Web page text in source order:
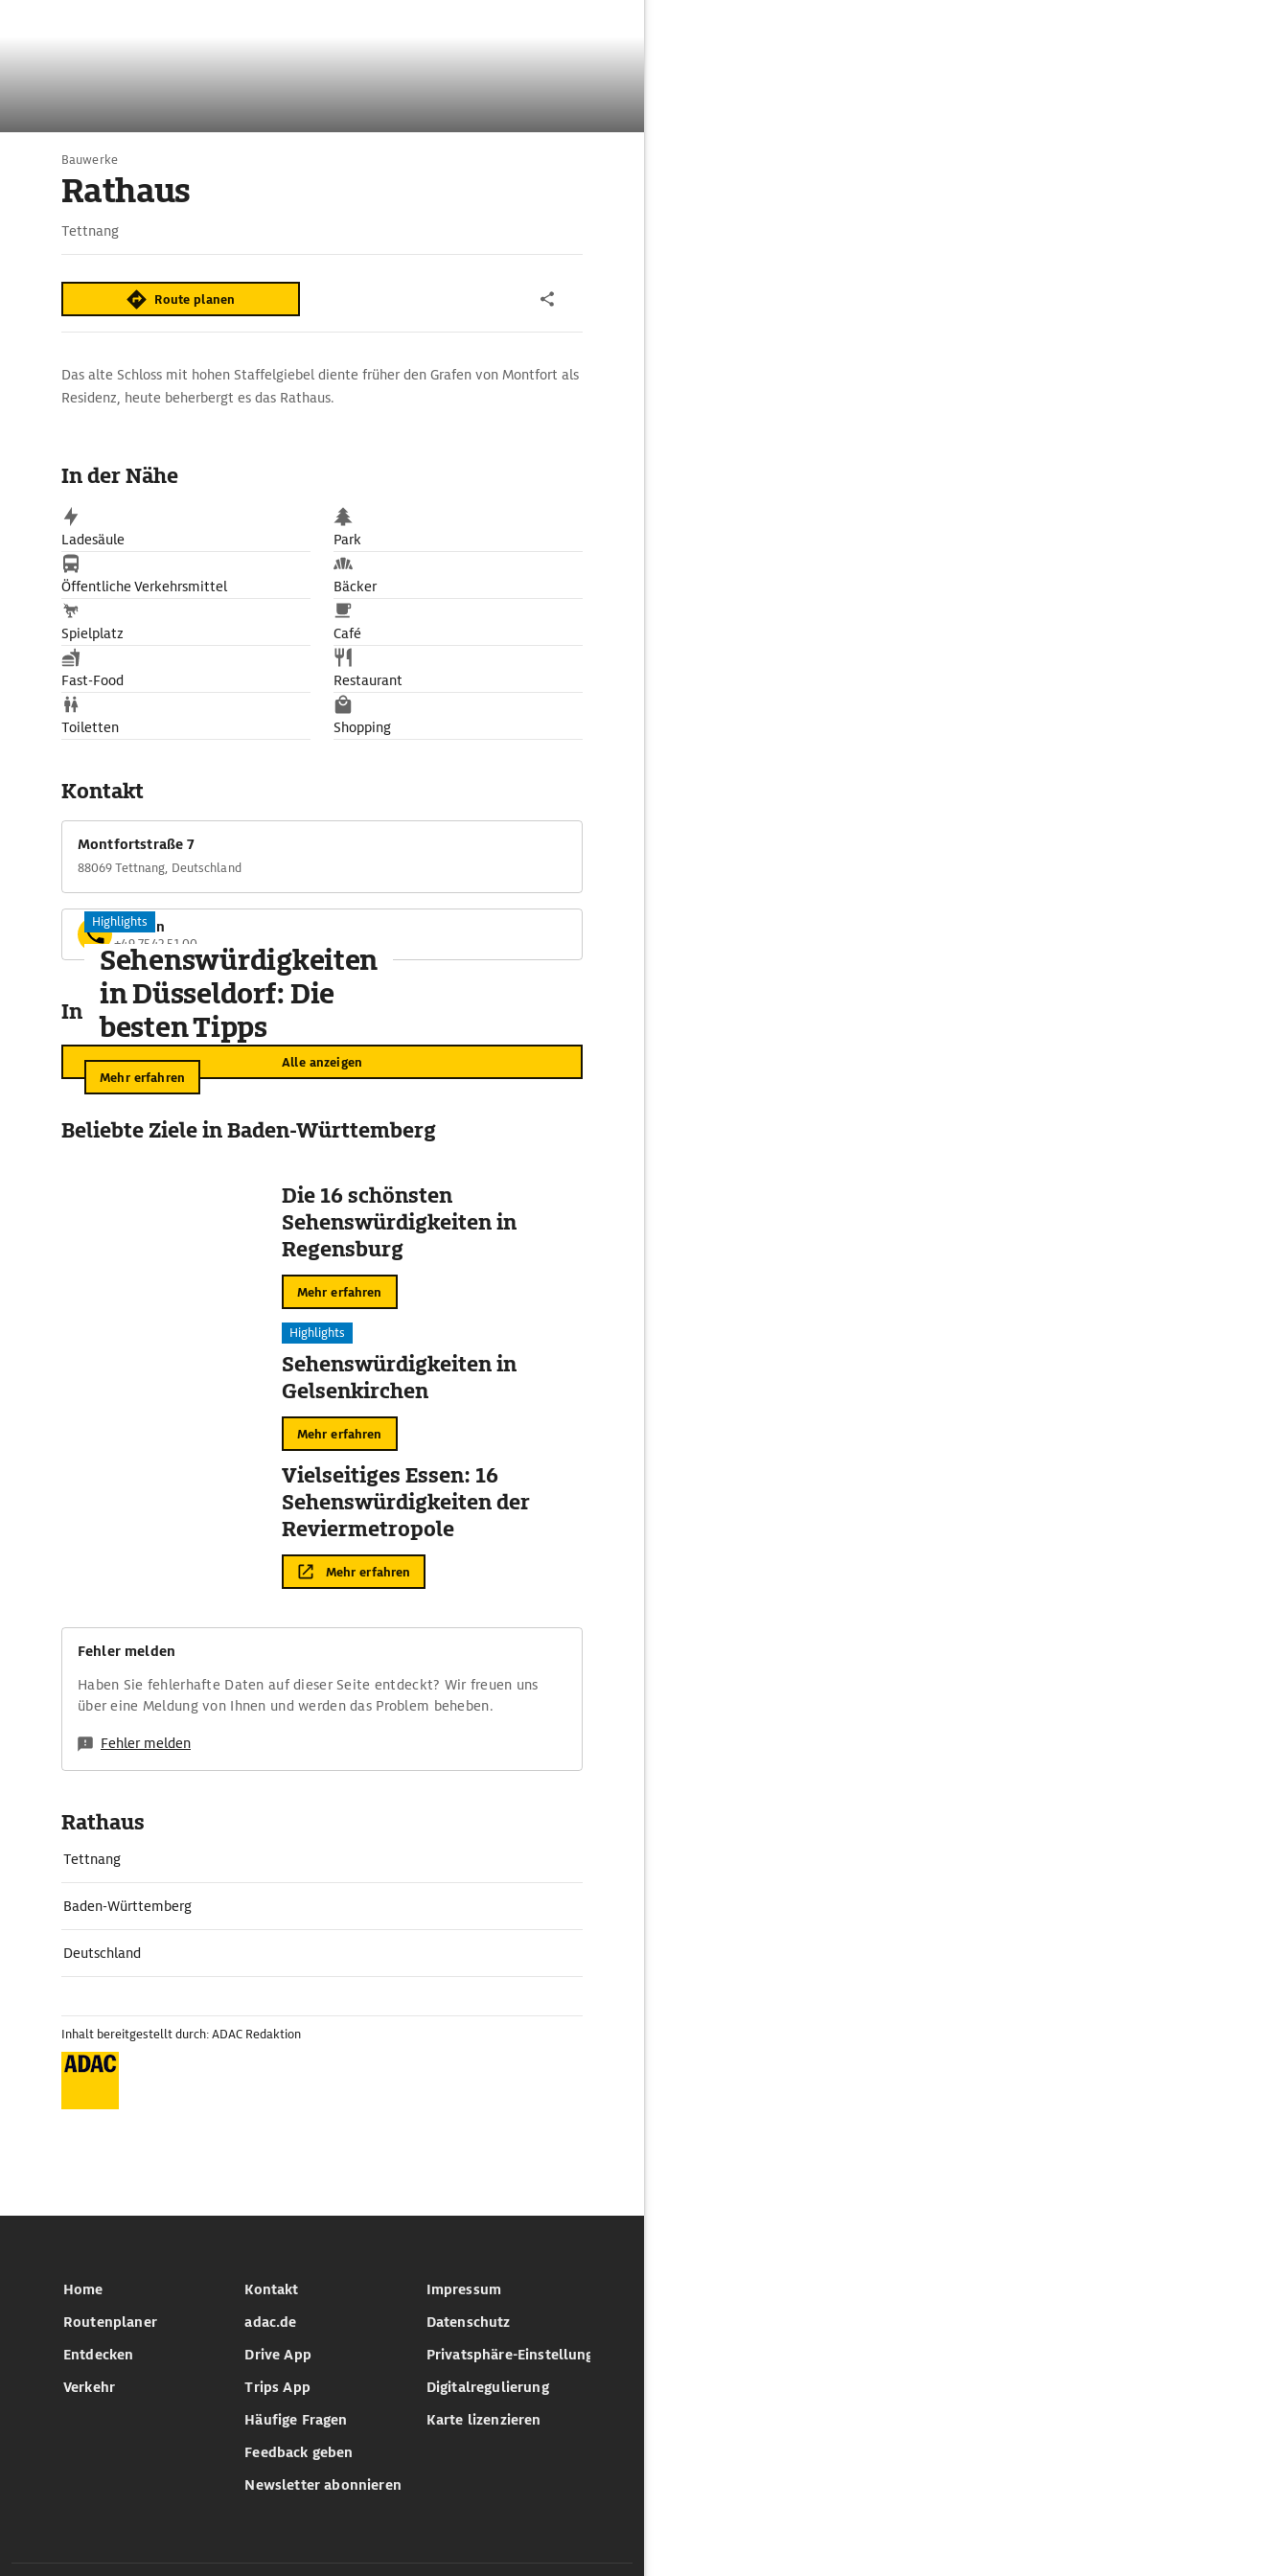
Bauwerke
Rathaus
Tettnang
Route planen
Das alte Schloss mit hohen Staffelgiebel diente früher den Grafen von Montfort als
Residenz, heute beherbergt es das Rathaus.
In der Nähe
Ladesäule Park
Öffentliche Verkehrsmittel Bäcker
Spielplatz Café
Fast-Food Restaurant
Toiletten Shopping
Kontakt
Montfortstraße 7
88069 Tettnang, Deutschland
Telefon
+49 7542 51 00
In der Umgebung
Alle anzeigen
Highlights
Sehenswürdigkeiten
in Düsseldorf: Die
besten Tipps
Mehr erfahren
Beliebte Ziele in Baden-Württemberg
Die 16 schönsten
Sehenswürdigkeiten in
Regensburg
Mehr erfahren
Highlights
Sehenswürdigkeiten in
Gelsenkirchen
Mehr erfahren
Vielseitiges Essen: 16
Sehenswürdigkeiten der
Reviermetropole
Mehr erfahren
Fehler melden
Haben Sie fehlerhafte Daten auf dieser Seite entdeckt? Wir freuen uns
über eine Meldung von Ihnen und werden das Problem beheben.
Fehler melden
Rathaus
Tettnang
Baden-Württemberg
Deutschland
Inhalt bereitgestellt durch: ADAC Redaktion
Home
Routenplaner
Entdecken
Verkehr
Kontakt
adac.de
Drive App
Trips App
Häufige Fragen
Feedback geben
Newsletter abonnieren
Impressum
Datenschutz
Privatsphäre-Einstellungen
Digitalregulierung
Karte lizenzieren